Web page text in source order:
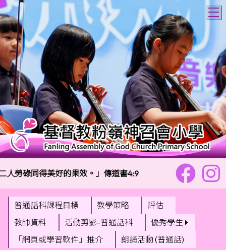
勞碌同得美好的果效。」傳道書4:9 校訓： 樂善
普通話科課程目標 教學策略
評估
教師資料
活動剪影-普通話科
優秀學生
「網頁或學習軟件」推介
朗誦活動 (普通話)